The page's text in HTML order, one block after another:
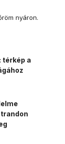
nyáron.
térkép a